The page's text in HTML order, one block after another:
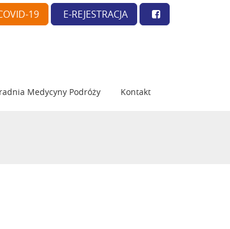
19 E-REJESTRACJA
Medycyny Podróży Kontakt